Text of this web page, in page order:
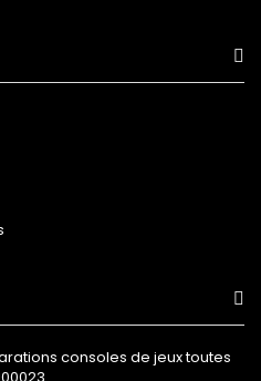
consoles de jeux toutes